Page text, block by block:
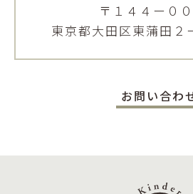
〒１４４ー００
東京都大田区東蒲田２
お問い合わ